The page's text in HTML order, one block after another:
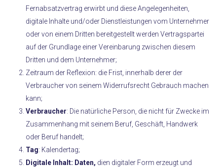
Fernabsatzvertrag erwirbt und diese Angelegenheiten,
digitale Inhalte und/oder Dienstleistungen vom Unternehmer
oder von einem Dritten bereitgestellt werden Vertragspartei
auf der Grundlage einer Vereinbarung zwischen diesem
Dritten und dem Unternehmer;
Zeitraum der Reflexion: die Frist, innerhalb derer der
Verbraucher von seinem Widerrufsrecht Gebrauch machen
kann;
Verbraucher: Die natürliche Person, die nicht für Zwecke im
Zusammenhang mit seinem Beruf, Geschäft, Handwerk
oder Beruf handelt;
Tag: Kalendertag;
Digitale Inhalt: Daten, dien digitaler Form erzeugt und